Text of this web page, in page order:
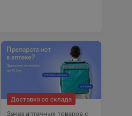
Доставка со склада
Заказ аптечных товаров с